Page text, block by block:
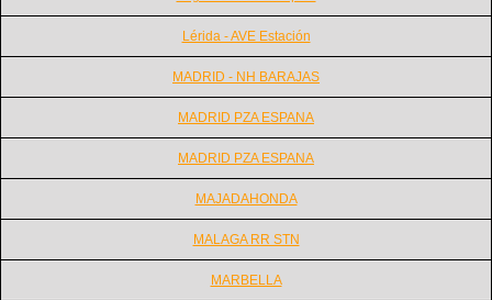
Lérida - AVE Estación
MADRID - NH BARAJAS
MADRID PZA ESPANA
MADRID PZA ESPANA
MAJADAHONDA
MALAGA RR STN
MARBELLA